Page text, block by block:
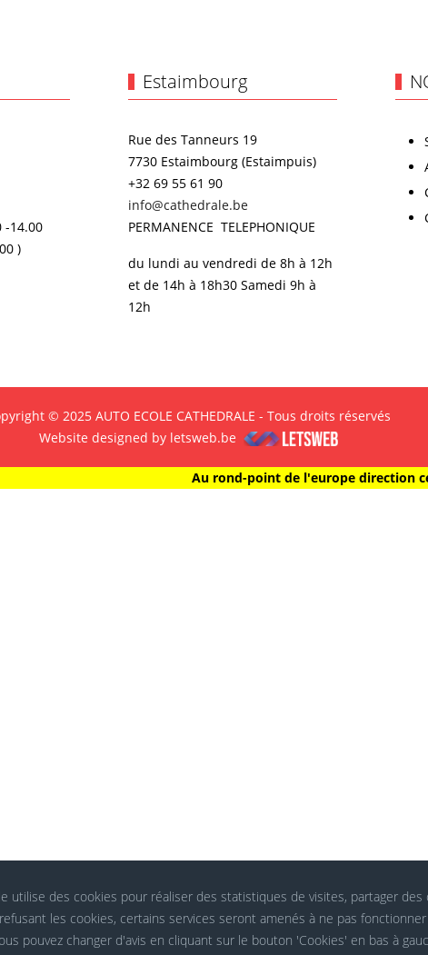
-14.00
)
Estaimbourg
Rue des Tanneurs 19
7730 Estaimbourg (Estaimpuis)
+32 69 55 61 90
info@cathedrale.be
PERMANENCE TELEPHONIQUE
du lundi au vendredi de 8h à 12h
et de 14h à 18h30 Samedi 9h à
12h
© 2025 AUTO ECOLE CATHEDRALE - Tous droits réservés
Website designed by letsweb.be
Au rond-point de l'europe direction
utilise des cookies pour réaliser des statistiques de visites, partager
les cookies, certains services seront amenés à ne pas
pouvez changer d'avis en cliquant sur le bouton 'Cookies' en bas à